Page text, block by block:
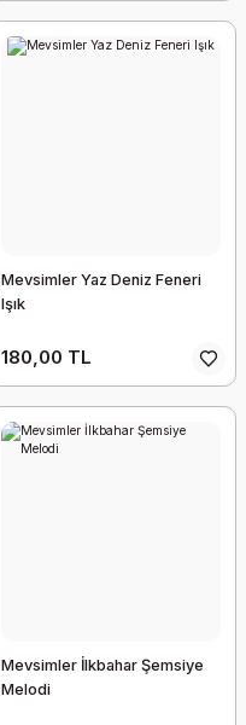
Mevsimler Yaz Deniz Feneri
Işık
180,00 TL
Mevsimler İlkbahar Şemsiye
Melodi